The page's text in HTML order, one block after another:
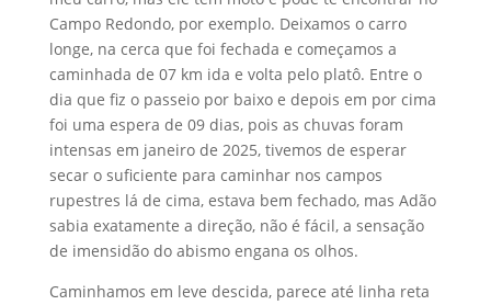
Campo Redondo, por exemplo. Deixamos o carro
longe, na cerca que foi fechada e começamos a
caminhada de 07 km ida e volta pelo platô. Entre o
dia que fiz o passeio por baixo e depois em por cima
foi uma espera de 09 dias, pois as chuvas foram
intensas em janeiro de 2025, tivemos de esperar
secar o suficiente para caminhar nos campos
rupestres lá de cima, estava bem fechado, mas Adão
sabia exatamente a direção, não é fácil, a sensação
de imensidão do abismo engana os olhos.
Caminhamos em leve descida, parece até linha reta